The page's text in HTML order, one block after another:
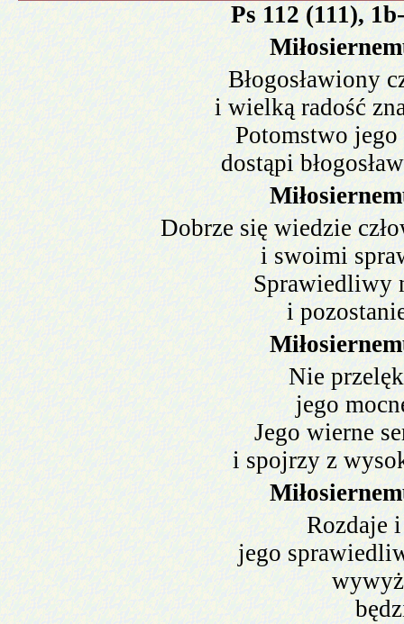
Ps 112 (111),
Błogosławiony
i wielką radość
Potomstwo
dostąpi
Dobrze się wiedzie
i swoimi
Sprawiedliwy
i
Nie
jego
Jego wierne
i spojrzy z
Rozdaje
jego